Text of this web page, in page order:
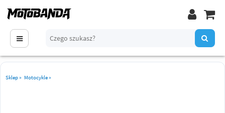
Sklep» Motocykle»